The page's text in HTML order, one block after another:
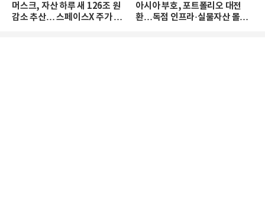
머스크, 자산 하루 새 126조 원
감소 추산… 스페이스X 주가 하
아시아 부호, 포트폴리오 대전
환…독점 인프라·실물자산 몰린